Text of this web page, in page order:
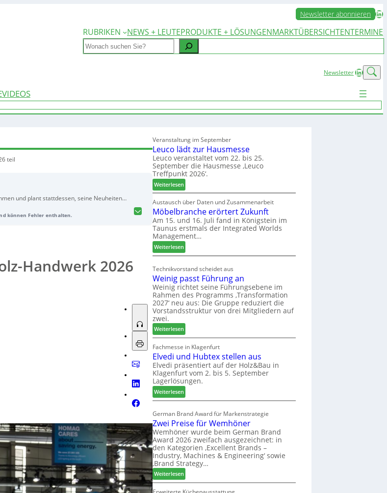
Newsletter abonnieren LinkedIn
RUBRIKEN
NEWS + LEUTEPRODUKTE + LÖSUNGENMARKTÜBERSICHTENTERMINE
Search
NewsletterLinkedIn
VIDEOS
teil
und plant stattdessen, seine Neuheiten
Lage. Homag will sich künftig
können Fehler enthalten.
Handwerk 2026
Veranstaltung im September
Leuco lädt zur Hausmesse
Leuco veranstaltet vom 22. bis 25.
September die Hausmesse ‚Leuco
Treffpunkt 2026‘.
Weiterlesen:
L
e
u
c
o
l
d
z
u
r
H
a
s
m
s
s
e
Austausch über Daten und Zusammenarbeit
Möbelbranche erörtert Zukunft
Am 15. und 16. Juli fand in Königstein im
Taunus erstmals der Integrated Worlds
Management…
Weiterlesen:
M
b
e
l
b
r
n
c
h
e
r
ö
r
t
r
t
Z
u
k
u
n
f
t
Technikvorstand scheidet aus
Weinig passt Führung an
Weinig richtet seine Führungsebene im
Rahmen des Programms ‚Transformation
2027‘ neu aus: Die Gruppe reduziert die
Vorstandsstruktur von drei Mitgliedern auf
zwei.
Weiterlesen:
W
e
i
n
i
g
a
s
t
F
ü
h
r
u
n
Fachmesse in Klagenfurt
Elvedi und Hubtex stellen aus
Elvedi präsentiert auf der Holz&Bau in
Klagenfurt vom 2. bis 5. September
Lagerlösungen.
Weiterlesen:
E
v
e
d
i
u
n
d
H
u
German Brand Award für Markenstrategie
Zwei Preise für Wemhöner
Wemhöner wurde beim German Brand
Award 2026 zweifach ausgezeichnet: in
den Kategorien ‚Excellent Brands –
Industry, Machines & Engineering‘ sowie
‚Brand Strategy…
Weiterlesen:
Z
w